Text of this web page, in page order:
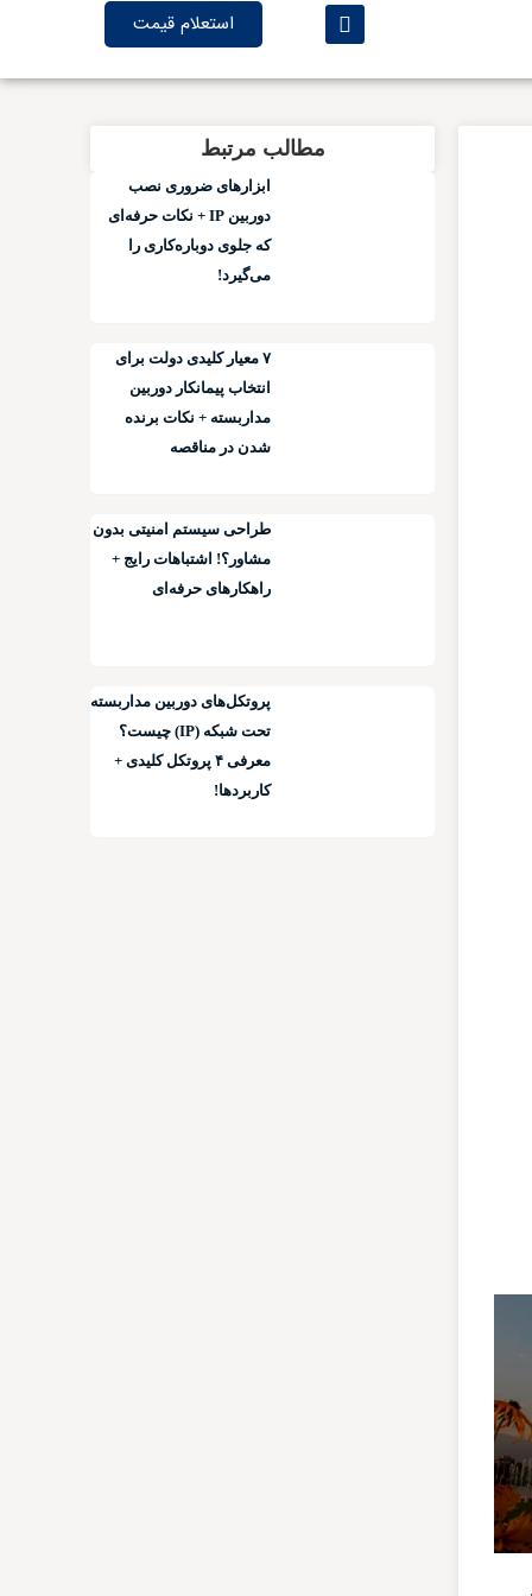
استعلام قیمت
مطالب مرتبط
ابزارهای ضروری نصب
دوربین IP + نکات حرفه‌ای
که جلوی دوباره‌کاری را
می‌گیرد!
۷ معیار کلیدی دولت برای
انتخاب پیمانکار دوربین
مداربسته + نکات برنده
شدن در مناقصه
طراحی سیستم امنیتی بدون
مشاور؟! اشتباهات رایج +
راهکارهای حرفه‌ای
پروتکل‌های دوربین مداربسته
تحت شبکه (IP) چیست؟
معرفی ۴ پروتکل کلیدی +
کاربردها!